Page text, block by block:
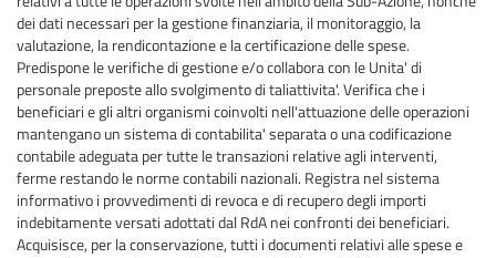
dei dati necessari per la gestione finanziaria, il monitoraggio, la
valutazione, la rendicontazione e la certificazione delle spese.
Predispone le verifiche di gestione e/o collabora con le Unita' di
personale preposte allo svolgimento di taliattivita'. Verifica che i
beneficiari e gli altri organismi coinvolti nell'attuazione delle operazioni
mantengano un sistema di contabilita' separata o una codificazione
contabile adeguata per tutte le transazioni relative agli interventi,
ferme restando le norme contabili nazionali. Registra nel sistema
informativo i provvedimenti di revoca e di recupero degli importi
indebitamente versati adottati dal RdA nei confronti dei beneficiari.
Acquisisce, per la conservazione, tutti i documenti relativi alle spese e